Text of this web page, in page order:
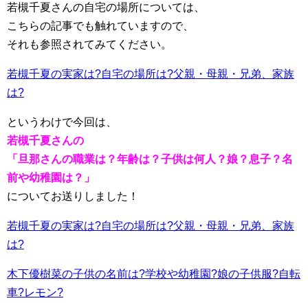
若槻千夏さんの自宅の場所については、
こちらの記事でも触れていますので、
それも参照されてみてください。
若槻千夏の実家は?自宅の場所は?父親・母親・兄弟、家族
は?
というわけで今回は、
若槻千夏さんの
「旦那さんの職業は？年齢は？子供は何人？娘？息子？名
前や幼稚園は？」
についてお送りしました！
若槻千夏の実家は?自宅の場所は?父親・母親・兄弟、家族
は?
木下優樹菜の子供の名前は?学校や幼稚園?娘の子供服?自転
車?レモン?